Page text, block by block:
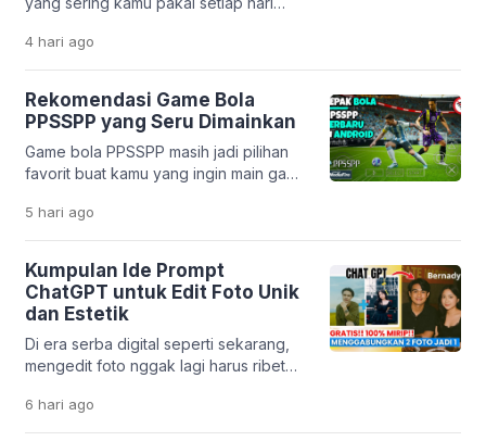
korban bisa terjebak bunga tinggi,
Indonesia? Mulai dari pesan ojek,
belanja online, sampai belajar,
semuanya bisa dilakukan lewat karya
anak bangsa. Perkembangan teknologi
digital di Indonesia memang sangat
pesat. Banyak startup lokal yang
berhasil menciptakan solusi praktis
mempermudah hidup, aplikasi […]
4 hari ago
Rekomendasi Game Bola
PPSSPP yang Seru Dimainkan
Game bola PPSSPP masih jadi pilihan
favorit buat kamu yang ingin main game
perangkat mahal. Emulator PPSSPP
memungkinkan kamu menjalankan
game PSP dengan lancar, bahkan di
HP dengan spesifikasi menengah ke
bawah. Menariknya, beberapa game
masih mendapatkan update dari
komunitas. Mulai dari transfer pemain
terbaru sampai patch liga […]
5 hari ago
Kumpulan Ide Prompt
ChatGPT untuk Edit Foto Unik
dan Estetik
Di era serba digital seperti sekarang,
mengedit foto nggak lagi harus ribet
kemajuan teknologi kecerdasan buatan
seperti ChatGPT, kamu cukup
6 hari ago